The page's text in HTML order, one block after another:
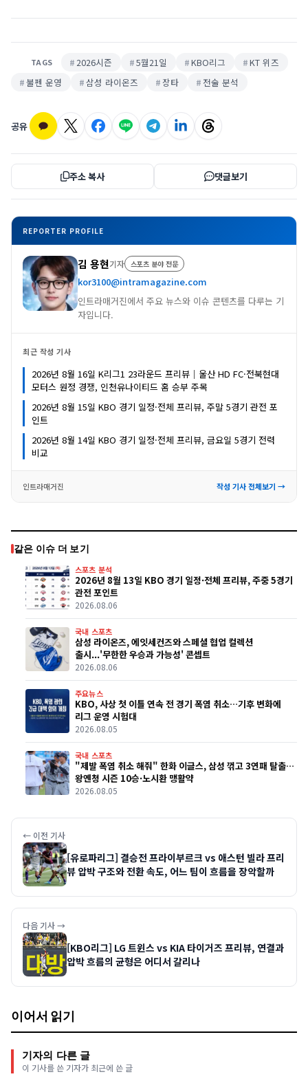
TAGS 2026시즌 5월21일 KBO리그
KT 위즈
불펜 운영
삼성 라이온즈 장타 전술 분석
공유
주소 복사 댓글보기
REPORTER PROFILE
김 용현기자 스포츠 분야 전문
kor3100@intramagazine.com
인트라매거진에서 주요 뉴스와 이슈 콘텐츠를 다루는 기
자입니다.
최근 작성 기사
2026년 8월 16일 K리그1 23라운드 프리뷰｜울산 HD FC·전북현대
모터스 원정 경쟁, 인천유나이티드 홈 승부 주목
2026년 8월 15일 KBO 경기 일정·전체 프리뷰, 주말 5경기 관전 포
인트
2026년 8월 14일 KBO 경기 일정·전체 프리뷰, 금요일 5경기 전력
비교
인트라매거진 작성 기사 전체보기 →
같은 이슈 더 보기
스포츠 분석
2026년 8월 13일 KBO 경기 일정·전체 프리뷰, 주중 5경기
관전 포인트
2026.08.06
국내 스포츠
삼성 라이온즈, 에잇세컨즈와 스페셜 협업 컬렉션
출시...'무한한 우승과 가능성' 콘셉트
2026.08.06
주요뉴스
KBO, 사상 첫 이틀 연속 전 경기 폭염 취소…기후 변화에
리그 운영 시험대
2026.08.05
국내 스포츠
"제발 폭염 취소 해줘" 한화 이글스, 삼성 꺾고 3연패 탈출…
왕옌청 시즌 10승·노시환 맹활약
2026.08.05
← 이전 기사
[유로파리그] 결승전 프라이부르크 vs 애스턴 빌라 프리
뷰 압박 구조와 전환 속도, 어느 팀이 흐름을 장악할까
다음 기사 →
[KBO리그] LG 트윈스 vs KIA 타이거즈 프리뷰, 연결과
압박 흐름의 균형은 어디서 갈리나
이어서 읽기
기자의 다른 글
이 기사를 쓴 기자가 최근에 쓴 글